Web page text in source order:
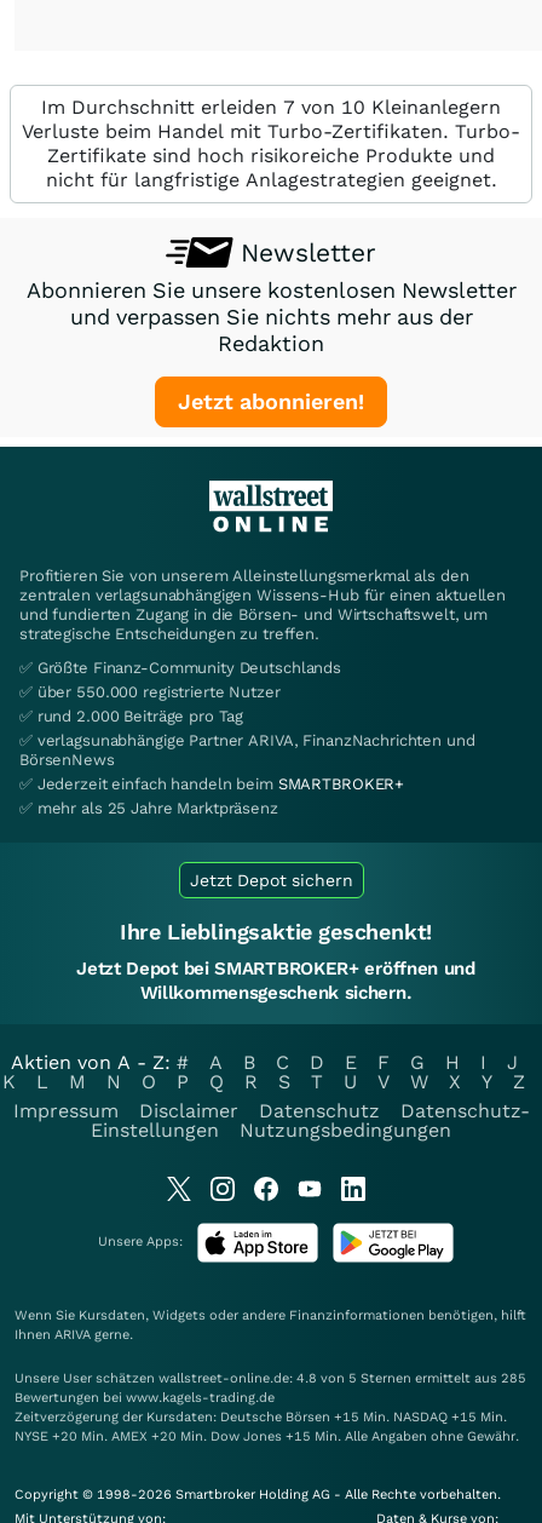
Im Durchschnitt erleiden 7 von 10 Kleinanlegern
Verluste beim Handel mit Turbo-Zertifikaten. Turbo-
Zertifikate sind hoch risikoreiche Produkte und
nicht für langfristige Anlagestrategien geeignet.
Newsletter
Abonnieren Sie unsere kostenlosen Newsletter
und verpassen Sie nichts mehr aus der
Redaktion
Jetzt abonnieren!
Profitieren Sie von unserem Alleinstellungsmerkmal als den
zentralen verlagsunabhängigen Wissens-Hub für einen aktuellen
und fundierten Zugang in die Börsen- und Wirtschaftswelt, um
strategische Entscheidungen zu treffen.
✅ Größte Finanz-Community Deutschlands
✅ über 550.000 registrierte Nutzer
✅ rund 2.000 Beiträge pro Tag
✅ verlagsunabhängige Partner ARIVA, FinanzNachrichten und
BörsenNews
✅ Jederzeit einfach handeln beim SMARTBROKER+
✅ mehr als 25 Jahre Marktpräsenz
Jetzt Depot sichern
Ihre Lieblingsaktie geschenkt!
Jetzt Depot bei SMARTBROKER+ eröffnen und
Willkommensgeschenk sichern.
Aktien von A - Z: # A B C D E F G H I
J
K
L M N O P Q R S T U V W X Y
Z
Impressum
Disclaimer Datenschutz
Datenschutz-
Einstellungen
Nutzungsbedingungen
Unsere Apps:
Wenn Sie Kursdaten, Widgets oder andere Finanzinformationen benötigen, hilft
Ihnen ARIVA gerne.
Unsere User schätzen wallstreet-online.de: 4.8 von 5 Sternen ermittelt aus 285
Bewertungen bei www.kagels-trading.de
Zeitverzögerung der Kursdaten: Deutsche Börsen +15 Min. NASDAQ +15 Min.
NYSE +20 Min. AMEX +20 Min. Dow Jones +15 Min. Alle Angaben ohne Gewähr.
Copyright © 1998-2026 Smartbroker Holding AG - Alle Rechte vorbehalten.
Mit Unterstützung von:
Daten & Kurse von: